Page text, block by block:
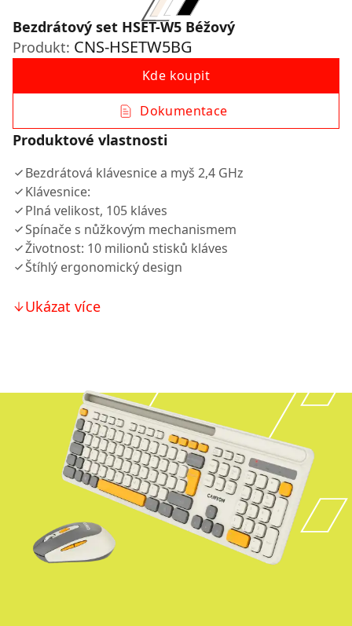
Bezdrátový set HSET-W5 Béžový
Produkt: CNS-HSETW5BG
Kde koupit
Dokumentace
Produktové vlastnosti
Bezdrátová klávesnice a myš 2,4 GHz
Klávesnice:
Plná velikost, 105 kláves
Spínače s nůžkovým mechanismem
Životnost: 10 milionů stisků kláves
Štíhlý ergonomický design
Ukázat více